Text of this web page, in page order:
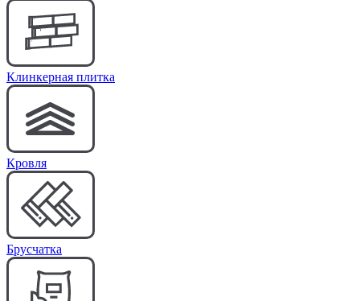
Клинкерная плитка
Кровля
Брусчатка